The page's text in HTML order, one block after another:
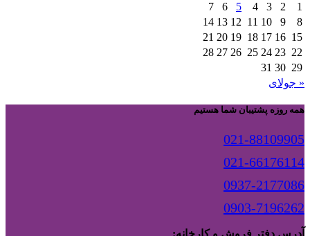
1
2
3
4
5
6
7
8
9
10
11
12
13
14
15
16
17
18
19
20
21
22
23
24
25
26
27
28
29
30
31
« جولای
همه روزه پشتیبان شما هستیم
021-88109905
021-66176114
0937-2177086
0903-7196262
آدرس دفتر فروش و کارخانه: